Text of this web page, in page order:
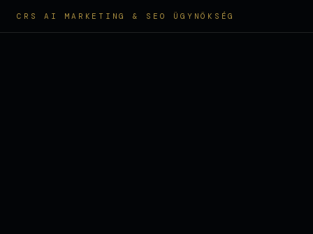
CRS AI MARKETING & SEO ÜGYNÖKSÉG